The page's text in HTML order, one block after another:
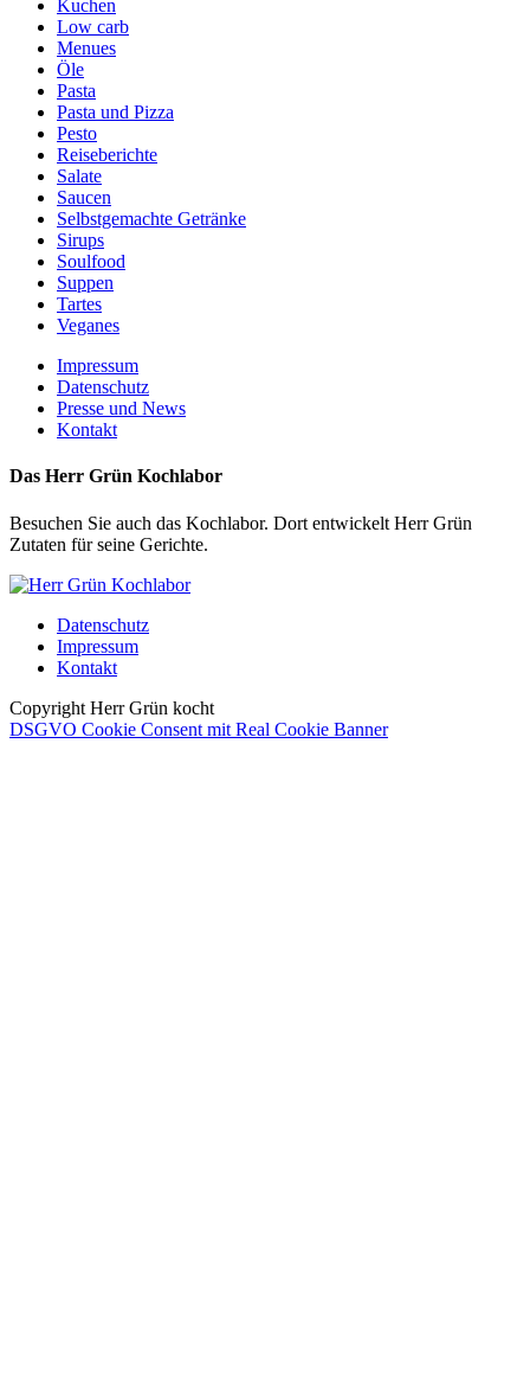
Kuchen
Low carb
Menues
Öle
Pasta
Pasta und Pizza
Pesto
Reiseberichte
Salate
Saucen
Selbstgemachte Getränke
Sirups
Soulfood
Suppen
Tartes
Veganes
Impressum
Datenschutz
Presse und News
Kontakt
Das Herr Grün Kochlabor
Besuchen Sie auch das Kochlabor. Dort entwickelt Herr Grün
Zutaten für seine Gerichte.
Datenschutz
Impressum
Kontakt
Copyright Herr Grün kocht
DSGVO Cookie Consent mit Real Cookie Banner